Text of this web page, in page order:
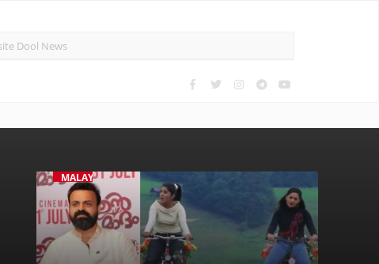
MALAYALAM CINEMA